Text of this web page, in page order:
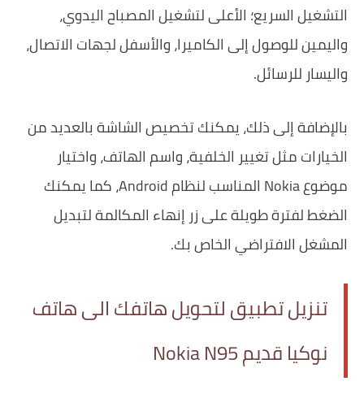
التشغيل السريع؛ الأعلى لتشغيل المصباح اليدوي،
واليمين للوصول إلى الكاميرا، والأسفل لجهات الاتصال،
واليسار للرسائل.
بالإضافة إلى ذلك، يمكنك تخصيص الشاشة بالعديد من
الخيارات مثل تغيير الخلفية، واسم الهاتف، واختيار
موضوع Nokia المناسب لنظام Android، كما يمكنك
الضغط لفترة طويلة على زر إنهاء المكالمة لتبديل
المشغل الافتراضي الخاص بك.
تنزيل تطبيق لتحويل هاتفك الى هاتف
نوكيا قديم Nokia N95